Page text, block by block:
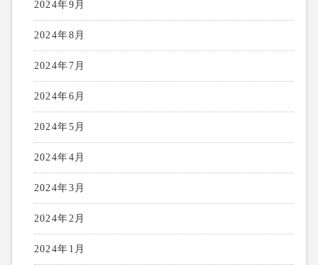
2024年9月
2024年8月
2024年7月
2024年6月
2024年5月
2024年4月
2024年3月
2024年2月
2024年1月